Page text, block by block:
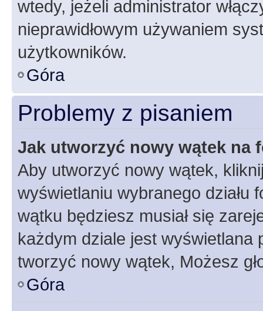
wtedy, jeżeli administrator
nieprawidłowym używaniem
użytkowników.
Góra
Problemy z pisaniem
Jak utworzyć nowy wątek na
Aby utworzyć nowy wątek,
wyświetlaniu wybranego działu
wątku będziesz musiał się
każdym dziale jest wyświetlana
tworzyć nowy wątek, Możesz
Góra